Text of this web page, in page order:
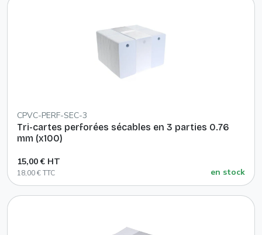
CPVC-PERF-SEC-3
Tri-cartes perforées sécables en 3 parties 0.76
mm (x100)
15,00 € HT
18,00 € TTC en stock